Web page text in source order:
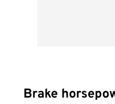
Brake